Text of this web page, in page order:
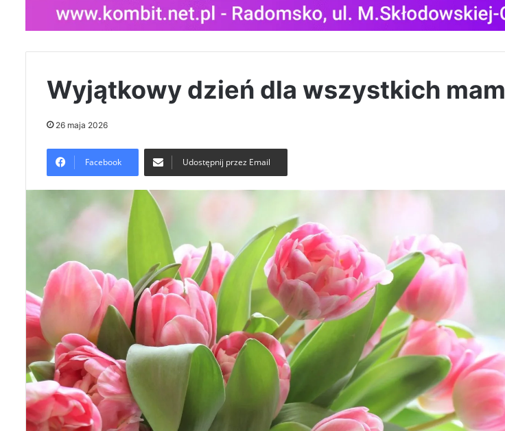
Wyjątkowy dzień dla wszystkich mam
26 maja 2026
Facebook Udostępnij przez Email